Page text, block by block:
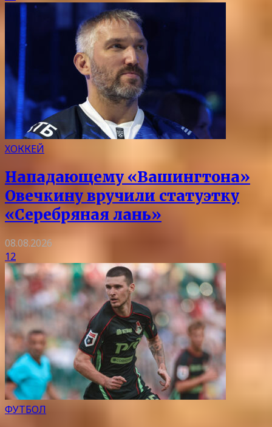
ХОККЕЙ
Нападающему «Вашингтона»
Овечкину вручили статуэтку
«Серебряная лань»
08.08.2026
12
ФУТБОЛ